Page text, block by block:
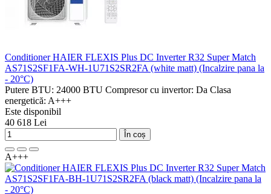
Conditioner HAIER FLEXIS Plus DC Inverter R32 Super Match
AS71S2SF1FA-WH-1U71S2SR2FA (white matt) (Incalzire pana la
- 20°C)
Putere BTU: 24000 BTU Compresor cu invertor: Da Clasa
energetică: A+++
Este disponibil
40 618 Lei
În coș
A+++